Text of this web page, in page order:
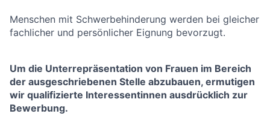
Menschen mit Schwerbehinderung werden bei gleicher
fachlicher und persönlicher Eignung bevorzugt.
Um die Unterrepräsentation von Frauen im Bereich
der ausgeschriebenen Stelle abzubauen, ermutigen
wir qualifizierte Interessentinnen ausdrücklich zur
Bewerbung.